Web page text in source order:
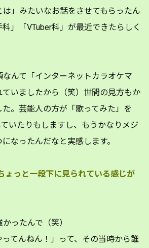
は」みたいなお話をさせてもらったん
」「VTuber科」が最近できたらしく
んて「インターネットカラオケマ
ていましたから（笑）世間の見方もか
。芸能人の方が「歌ってみた」を
いたりもしますし、もうかなりメジ
なったんだなと実感します。
ょっと一段下に見られている感じが
ったんで（笑）
ってんねん！」って、その当時から誰